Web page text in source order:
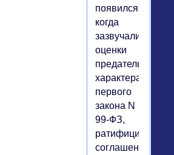
появился,
когда
зазвучали
оценки
предательского
характера
первого
закона N
99-ФЗ,
соглашение